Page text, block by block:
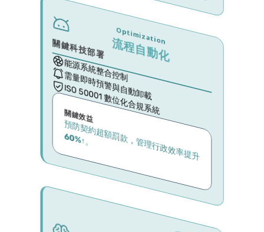
Optimization
流程自動化
關鍵科技部署
能源系統整合控制
需量即時預警與自動卸載
ISO 50001 數位化合規系統
關鍵效益
預
防
契
約
超
額
罰
款
，
管
理
行
政
效
率
提
升
60%↑。